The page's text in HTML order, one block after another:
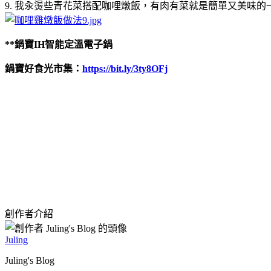
9. 我汆燙些青花菜搭配咖哩燉飯，有肉有菜就是簡單又美味的
**鍋寶IH智能定溫電子鍋
鍋寶好食光市集： https://bit.ly/3ty8OFj
創作者介紹
Juling
Juling's Blog